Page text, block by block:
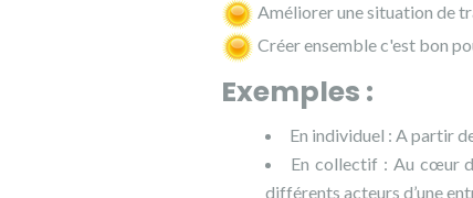
Améliorer une situation de
Créer ensemble c'est bon
Exemples :
En individuel : A partir
En collectif : Au cœur
différents acteurs d’une